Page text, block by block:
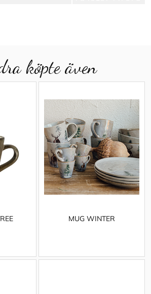
köpte även
MUG WINTER